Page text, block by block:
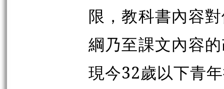
限，教科書內容
綱乃至課文內容
現今32歲以下青